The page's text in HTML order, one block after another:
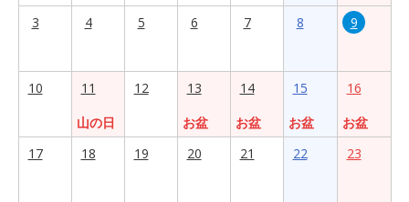
3 4 5 6 7 8 9
10
11
山の日
12
13
お盆
14
お盆
15
お盆
16
お盆
17
18 19 20 21 22 23